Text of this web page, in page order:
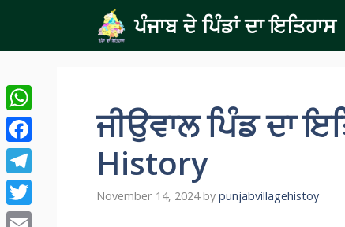
content
ਪੰਜਾਬ ਦੇ ਪਿੰਡਾਂ ਦਾ ਇਤਿਹਾਸ
ਜੀਉਵਾਲ ਪਿੰਡ ਦਾ
History
November 14, 2024 by punjabvillagehistoy
WhatsApp
Facebook
Telegram
Twitter